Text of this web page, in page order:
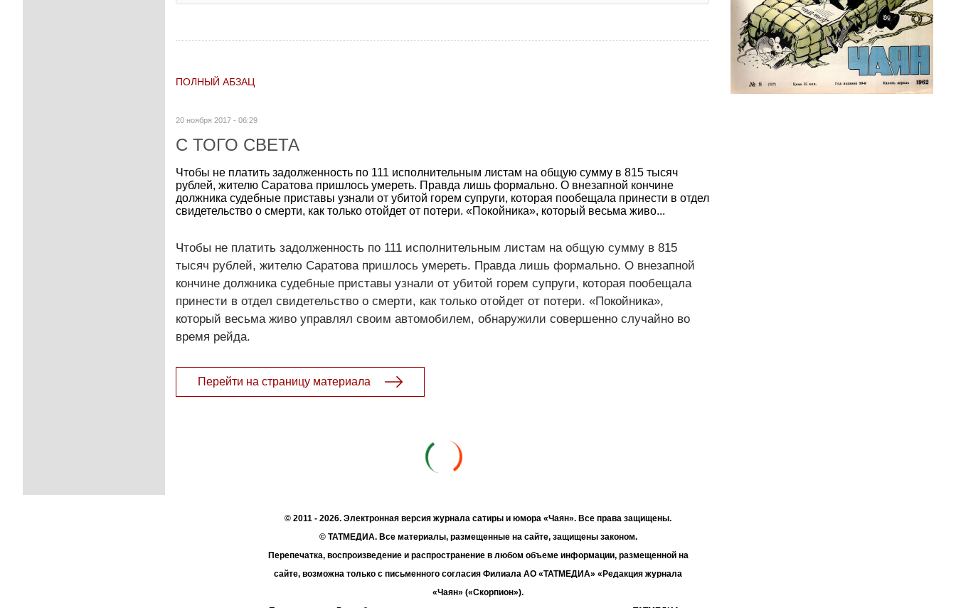
ПОЛНЫЙ АБЗАЦ
20 ноября 2017 - 06:29
С ТОГО СВЕТА
Чтобы не платить задолженность по 111 исполнительным листам на общую сумму в 815 тысяч
рублей, жителю Саратова пришлось умереть. Правда лишь формально. О внезапной кончине
должника судебные приставы узнали от убитой горем супруги, которая пообещала принести в отдел
свидетельство о смерти, как только отойдет от потери. «Покойника», который весьма живо...
Чтобы не платить задолженность по 111 исполнительным листам на общую сумму в 815
тысяч рублей, жителю Саратова пришлось умереть. Правда лишь формально. О внезапной
кончине должника судебные приставы узнали от убитой горем супруги, которая пообещала
принести в отдел свидетельство о смерти, как только отойдет от потери. «Покойника»,
который весьма живо управлял своим автомобилем, обнаружили совершенно случайно во
время рейда.
Перейти на страницу материала
© 2011 - 2026. Электронная версия журнала сатиры и юмора «Чаян». Все права защищены.
© ТАТМЕДИА. Все материалы, размещенные на сайте, защищены законом.
Перепечатка, воспроизведение и распространение в любом объеме информации, размещенной на
сайте, возможна только с письменного согласия Филиала АО «ТАТМЕДИА» «Редакция журнала
«Чаян» («Скорпион»).